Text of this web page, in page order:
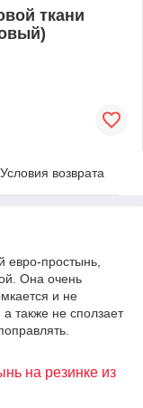
ткани
Условия возврата
евро-простынь,
Она очень
и не
также не сползает
на резинке из